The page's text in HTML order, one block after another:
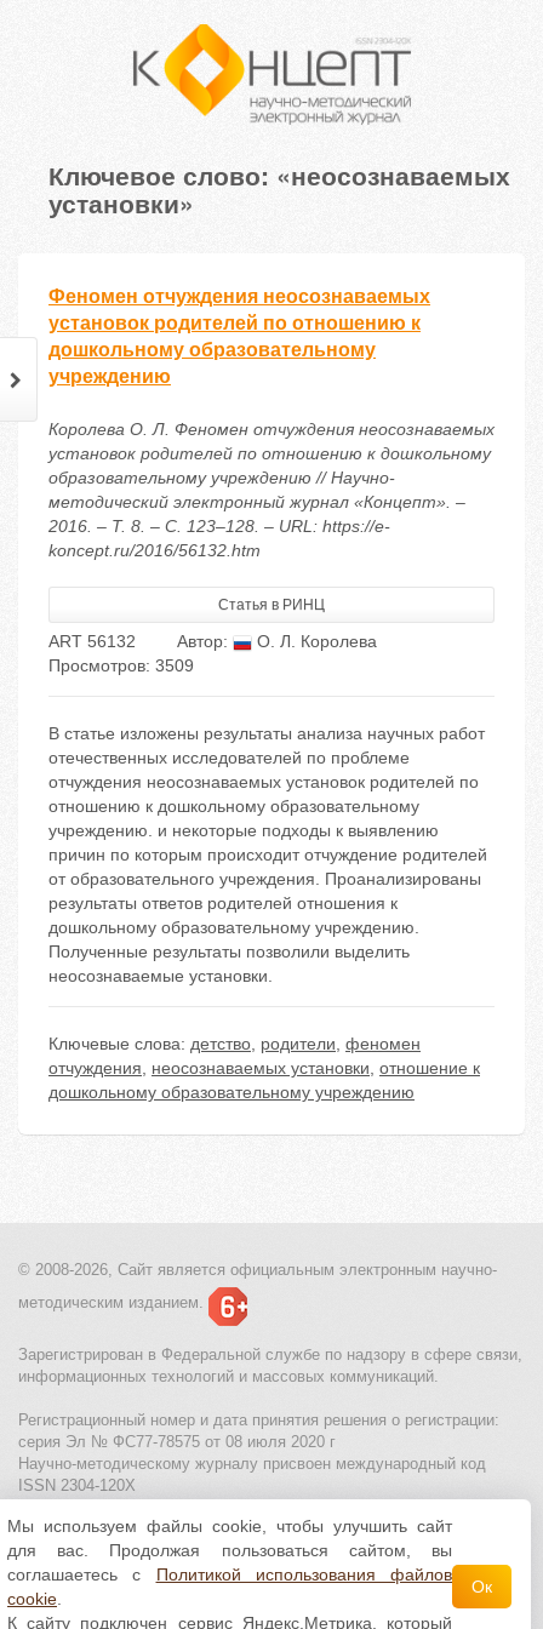
Ключевое слово: «неосознаваемых
установки»
Феномен отчуждения неосознаваемых
установок родителей по отношению к
дошкольному образовательному
учреждению
Королева О. Л. Феномен отчуждения неосознаваемых
установок родителей по отношению к дошкольному
образовательному учреждению // Научно-
методический электронный журнал «Концепт». –
2016. – Т. 8. – С. 123–128. – URL: https://e-
koncept.ru/2016/56132.htm
Статья в РИНЦ
ART 56132 Автор:
О. Л. Королева
Просмотров: 3509
В статье изложены результаты анализа научных работ
отечественных исследователей по проблеме
отчуждения неосознаваемых установок родителей по
отношению к дошкольному образовательному
учреждению. и некоторые подходы к выявлению
причин по которым происходит отчуждение родителей
от образовательного учреждения. Проанализированы
результаты ответов родителей отношения к
дошкольному образовательному учреждению.
Полученные результаты позволили выделить
неосознаваемые установки.
Ключевые слова: детство, родители, феномен
отчуждения, неосознаваемых установки, отношение к
дошкольному образовательному учреждению
© 2008-2026, Сайт является официальным электронным научно-
методическим изданием.
Зарегистрирован в Федеральной службе по надзору в сфере связи,
информационных технологий и массовых коммуникаций.
Регистрационный номер и дата принятия решения о регистрации:
серия Эл № ФС77-78575 от 08 июля 2020 г
Научно-методическому журналу присвоен международный код
ISSN 2304-120X
МЦИТО|Школьные олимпиады и онлайн конкурсы для детей
Политика использования файлов cookie| Политика обработки и
защиты персональных данных
Все материалы доступны полицензии Creative
Мы используем файлы cookie, чтобы улучшить сайт
для вас. Продолжая пользоваться сайтом, вы
соглашаетесь с Политикой использования файлов
cookie
К сайту подключен сервис Яндекс.Метрика, который
Ок